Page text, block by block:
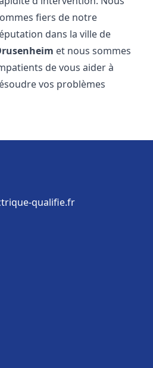
fiers de notre
dans la ville de
et nous sommes
de vous aider à
vos problèmes
qualifie.fr